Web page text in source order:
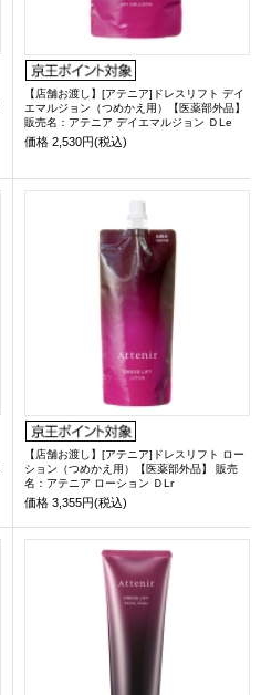
【店舗お渡し】[アテニア]ドレスリフト デイ
エマルジョン（つめかえ用）【医薬部外品】
販売名：アテニア デイエマルジョン ＤLe
価格 2,530円(税込)
【店舗お渡し】[アテニア]ドレスリフト ロー
ション（つめかえ用）【医薬部外品】 販売
名：アテニア ローション ＤLr
価格 3,355円(税込)